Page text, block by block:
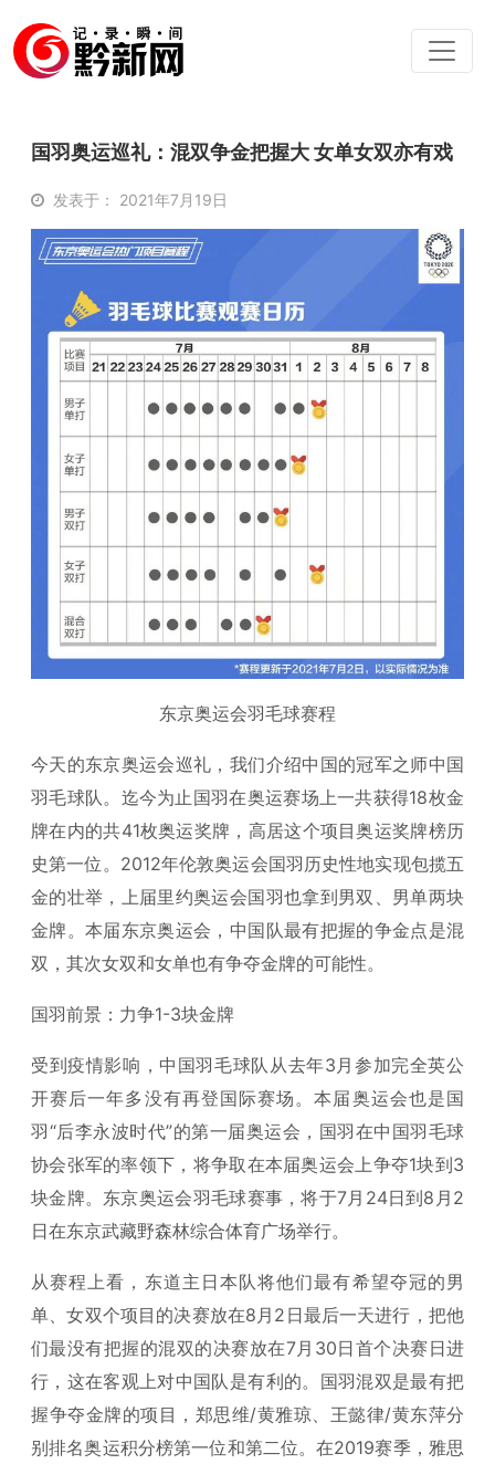
国羽奥运巡礼：混双争金把握大 女单女双亦有戏
发表于： 2021年7月19日
东京奥运会羽毛球赛程
今天的东京奥运会巡礼，我们介绍中国的冠军之师中国
羽毛球队。迄今为止国羽在奥运赛场上一共获得18枚金
牌在内的共41枚奥运奖牌，高居这个项目奥运奖牌榜历
史第一位。2012年伦敦奥运会国羽历史性地实现包揽五
金的壮举，上届里约奥运会国羽也拿到男双、男单两块
金牌。本届东京奥运会，中国队最有把握的争金点是混
双，其次女双和女单也有争夺金牌的可能性。
国羽前景：力争1-3块金牌
受到疫情影响，中国羽毛球队从去年3月参加完全英公
开赛后一年多没有再登国际赛场。本届奥运会也是国
羽“后李永波时代”的第一届奥运会，国羽在中国羽毛球
协会张军的率领下，将争取在本届奥运会上争夺1块到3
块金牌。东京奥运会羽毛球赛事，将于7月24日到8月2
日在东京武藏野森林综合体育广场举行。
从赛程上看，东道主日本队将他们最有希望夺冠的男
单、女双个项目的决赛放在8月2日最后一天进行，把他
们最没有把握的混双的决赛放在7月30日首个决赛日进
行，这在客观上对中国队是有利的。国羽混双是最有把
握争夺金牌的项目，郑思维/黄雅琼、王懿律/黄东萍分
别排名奥运积分榜第一位和第二位。在2019赛季，雅思